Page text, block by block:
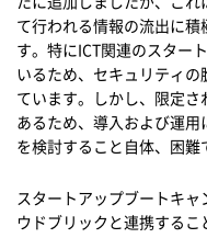
て行われる情報の流出に積
す。特にICT関連のスター
いるため、セキュリティの
ています。しかし、限定
あるため、導入および運
を検討すること自体、困難
スタートアップブートキ
ウドブリックと連携する